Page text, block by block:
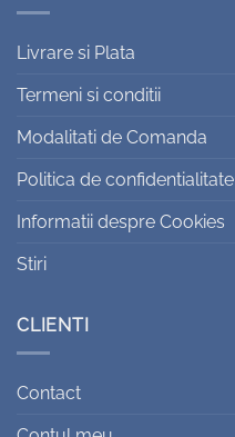
Livrare si Plata
Termeni si conditii
Modalitati de Comanda
Politica de confidentialitate
Informatii despre Cookies
Stiri
CLIENTI
Contact